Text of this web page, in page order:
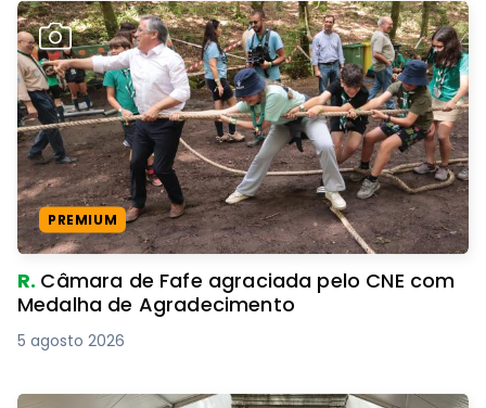
PREMIUM
R. Câmara de Fafe agraciada pelo CNE com
Medalha de Agradecimento
5 agosto 2026